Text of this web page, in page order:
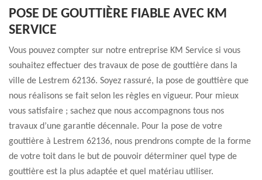
POSE DE GOUTTIÈRE FIABLE AVEC KM
SERVICE
Vous pouvez compter sur notre entreprise KM Service si vous
souhaitez effectuer des travaux de pose de gouttière dans la
ville de Lestrem 62136. Soyez rassuré, la pose de gouttière que
nous réalisons se fait selon les règles en vigueur. Pour mieux
vous satisfaire ; sachez que nous accompagnons tous nos
travaux d’une garantie décennale. Pour la pose de votre
gouttière à Lestrem 62136, nous prendrons compte de la forme
de votre toit dans le but de pouvoir déterminer quel type de
gouttière est la plus adaptée et quel matériau utiliser.